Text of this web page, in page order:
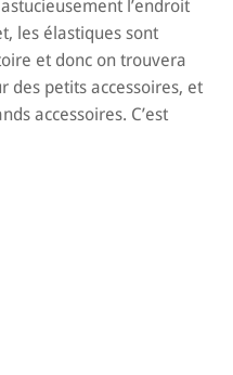
l’endroit
les élastiques sont
et donc on trouvera
des petits accessoires, et
accessoires. C’est